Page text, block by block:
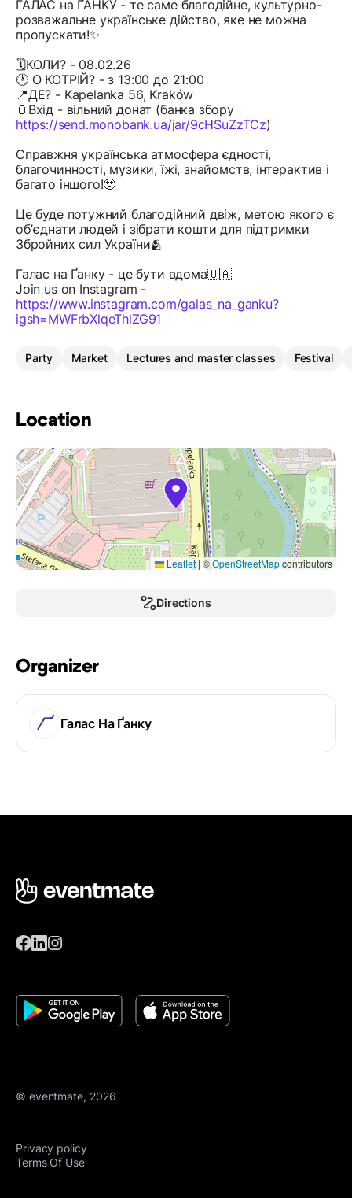
ГАЛАС на ҐАНКУ - те саме благодійне, культурно-
розважальне українське дійство, яке не можна
пропускати!✨
🗓️КОЛИ? - 08.02.26
🕐 О КОТРІЙ? - з 13:00 до 21:00
📍ДЕ? - Kapelanka 56, Kraków
🫙Вхід - вільний донат (банка збору
https://send.monobank.ua/jar/9cHSuZzTCz)
Справжня українська атмосфера єдності,
благочинності, музики, їжі, знайомств, інтерактив і
багато іншого!🥹
Це буде потужний благодійний двіж, метою якого є
обʼєднати людей і зібрати кошти для підтримки
Збройних сил України🫂
Галас на Ґанку - це бути вдома🇺🇦
Join us on Instagram -
https://www.instagram.com/galas_na_ganku?
igsh=MWFrbXlqeThlZG91
Party Market Lectures and master classes Festival
Location
Leaflet| ©OpenStreetMapcontributors
Directions
Organizer
Галас На Ґанку
© eventmate, 2026
Privacy policy
Terms Of Use